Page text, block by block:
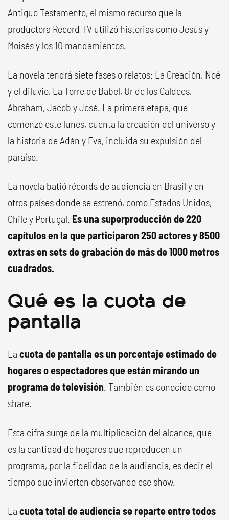
Antiguo Testamento, el mismo recurso que la
productora Record TV utilizó historias como Jesús y
Moisés y los 10 mandamientos.
La novela tendrá siete fases o relatos: La Creación, Noé
y el diluvio, La Torre de Babel, Ur de los Caldeos,
Abraham, Jacob y José. La primera etapa, que
comenzó este lunes, cuenta la creación del universo y
la historia de Adán y Eva, incluida su expulsión del
paraíso.
La novela batió récords de audiencia en Brasil y en
otros países donde se estrenó, como Estados Unidos,
Chile y Portugal. Es una superproducción de 220
capítulos en la que participaron 250 actores y 8500
extras en sets de grabación de más de 1000 metros
cuadrados.
Qué es la cuota de
pantalla
La cuota de pantalla es un porcentaje estimado de
hogares o espectadores que están mirando un
programa de televisión. También es conocido como
share.
Esta cifra surge de la multiplicación del alcance, que
es la cantidad de hogares que reproducen un
programa, por la fidelidad de la audiencia, es decir el
tiempo que invierten observando ese show.
La cuota total de audiencia se reparte entre todos